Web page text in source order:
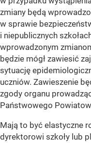
zmiany będą
w sprawie
i niepublicznych
wprowadzonym
będzie mógł zawiesić
sytuację
uczniów. Zawieszenie
zgody organu
Państwowego
Mają to być elastyczne
dyrektorowi szkoły lub